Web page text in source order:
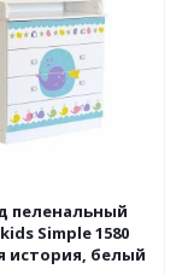
пеленальный
Simple 1580
история, белый